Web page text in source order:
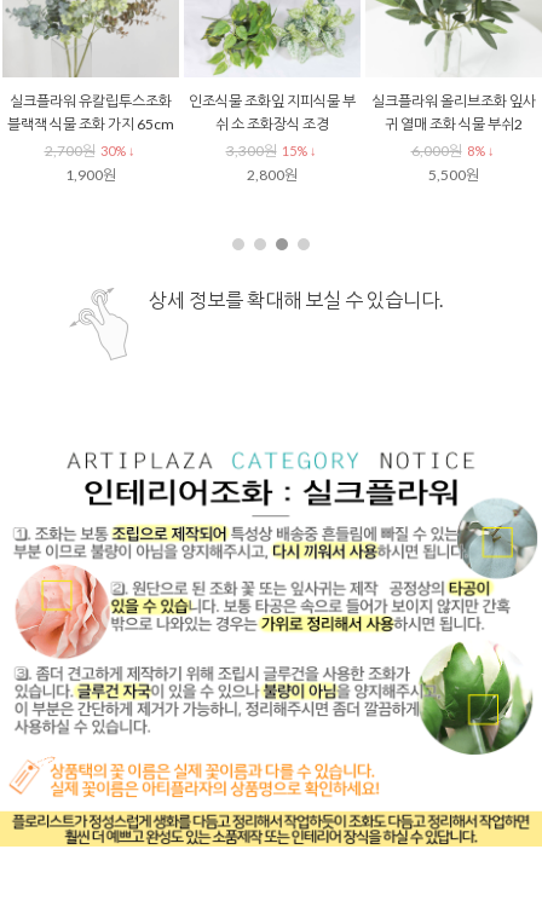
실크플라워 유칼립투스조화
블랙잭 식물 조화 가지 65cm
2,700원 30% ↓
1,900원
인조식물 조화잎 지피식물 부
쉬 소 조화장식 조경
3,300원 15% ↓
2,800원
실크플라워 올리브조화 잎사
귀 열매 조화 식물 부쉬2
6,000원 8% ↓
5,500원
상세 정보를 확대해 보실 수 있습니다.